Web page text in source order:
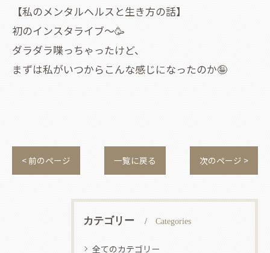
【私のメンタルヘルスと生き方の話】
初のインスタライブ〜🥳
ダラダラ喋っちゃったけど、
まずは私がいつからこんな感じになったのか🤪
< 前のページ 一覧に戻る 次のページ >
カテゴリー Categories
全てのカテゴリー